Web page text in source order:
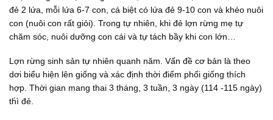
đẻ 2 lứa, mỗi lứa 6-7 con, cá biệt có lứa đẻ 9-10 con và khéo nuôi
con (nuôi con rất giỏi). Trong tự nhiên, khi đẻ lợn rừng mẹ tự
chăm sóc, nuôi dưỡng con cái và tự tách bầy khi con lớn…
Lợn rừng sinh sản tự nhiên quanh năm. Vấn đề cơ bản là theo
dơi biểu hiện lên giống và xác định thời điểm phối giống thích
hợp. Thời gian mang thai 3 tháng, 3 tuần, 3 ngày (114 -115 ngày)
th́ì đẻ.